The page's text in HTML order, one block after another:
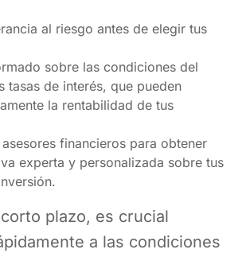
al riesgo antes de elegir tus
sobre las condiciones del
tasas de interés, que pueden
la rentabilidad de tus
financieros para obtener
experta y personalizada sobre tus
plazo, es crucial
a las condiciones